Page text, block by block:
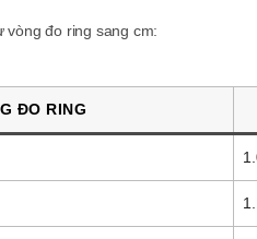
vòng đo ring sang cm:
ĐO RING